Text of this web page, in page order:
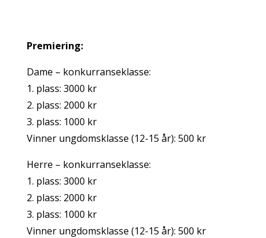
Premiering:
Dame – konkurranseklasse:
1. plass: 3000 kr
2. plass: 2000 kr
3. plass: 1000 kr
Vinner ungdomsklasse (12-15 år): 500 kr
Herre – konkurranseklasse:
1. plass: 3000 kr
2. plass: 2000 kr
3. plass: 1000 kr
Vinner ungdomsklasse (12-15 år): 500 kr